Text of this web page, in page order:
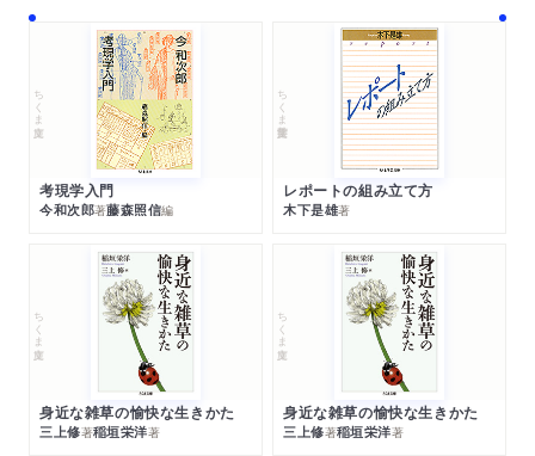
ちくま文庫
考現学入門
今和次郎著藤森照信編
ちくま学芸文庫
レポートの組み立て方
木下是雄著
ちくま文庫
身近な雑草の愉快な生きかた
三上修著稲垣栄洋著
ちくま文庫
身近な雑草の愉快な生きかた
三上修著稲垣栄洋著